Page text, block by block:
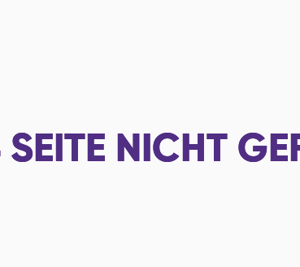
SEITE NICHT